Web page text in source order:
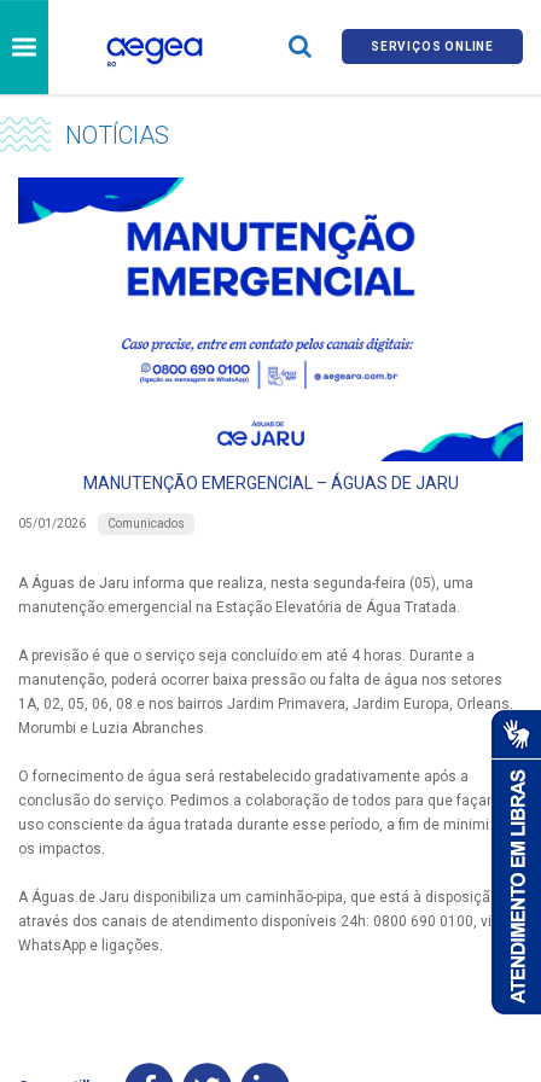
SERVIÇOS ONLINE
NOTÍCIAS
MANUTENÇÃO EMERGENCIAL – ÁGUAS DE JARU
05/01/2026 Comunicados
A Águas de Jaru informa que realiza, nesta segunda-feira (05), uma
manutenção emergencial na Estação Elevatória de Água Tratada.
A previsão é que o serviço seja concluído em até 4 horas. Durante a
manutenção, poderá ocorrer baixa pressão ou falta de água nos setores
1A, 02, 05, 06, 08 e nos bairros Jardim Primavera, Jardim Europa, Orleans,
Morumbi e Luzia Abranches.
O fornecimento de água será restabelecido gradativamente após a
conclusão do serviço. Pedimos a colaboração de todos para que façam o
uso consciente da água tratada durante esse período, a fim de minimizar
os impactos.
A Águas de Jaru disponibiliza um caminhão-pipa, que está à disposição
através dos canais de atendimento disponíveis 24h: 0800 690 0100, via
WhatsApp e ligações.